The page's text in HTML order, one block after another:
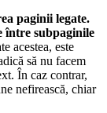
paginii legate.
între subpaginile
acestea, este
să nu facem
În caz contrar,
nefirească, chiar